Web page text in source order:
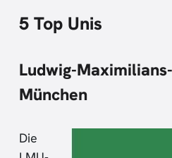
5 Top Unis
Ludwig-
München
Die